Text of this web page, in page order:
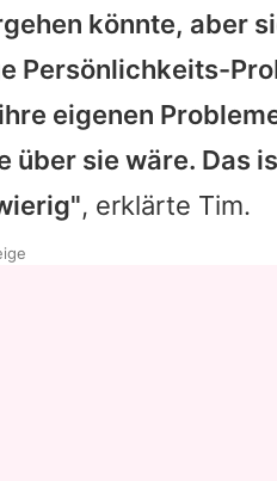
Richtlinienkönnte, aber
Persönlichkeits-
eigenen
über sie wäre. Das
, erklärte Tim.